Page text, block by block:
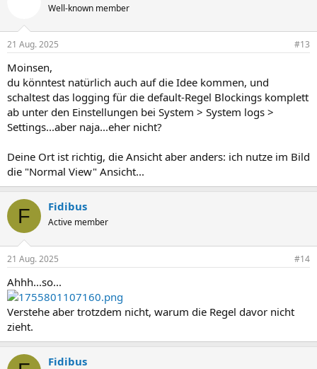
Well-known member
21 Aug. 2025 #13
Moinsen,
du könntest natürlich auch auf die Idee kommen, und
schaltest das logging für die default-Regel Blockings komplett
ab unter den Einstellungen bei System > System logs >
Settings...aber naja...eher nicht?
Deine Ort ist richtig, die Ansicht aber anders: ich nutze im Bild
die "Normal View" Ansicht...
F Fidibus
Active member
21 Aug. 2025 #14
Ahhh...so...
Verstehe aber trotzdem nicht, warum die Regel davor nicht
zieht.
Fidibus